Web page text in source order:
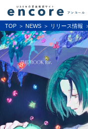
TOP NEWS リリース情報